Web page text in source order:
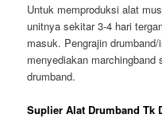
Untuk memproduksi alat
unitnya sekitar 3-4 hari
masuk. Pengrajin
menyediakan
drumband.
Suplier Alat Drumband Tk